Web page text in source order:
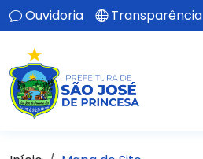
Ouvidoria Transparência